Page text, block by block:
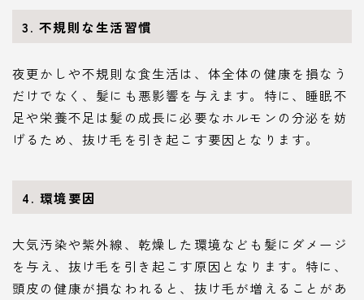
3. 不規則な生活習慣
夜更かしや不規則な食生活は、体全体の健康を損なう
だけでなく、髪にも悪影響を与えます。特に、睡眠不
足や栄養不足は髪の成長に必要なホルモンの分泌を妨
げるため、抜け毛を引き起こす要因となります。
4. 環境要因
大気汚染や紫外線、乾燥した環境なども髪にダメージ
を与え、抜け毛を引き起こす原因となります。特に、
頭皮の健康が損なわれると、抜け毛が増えることがあ